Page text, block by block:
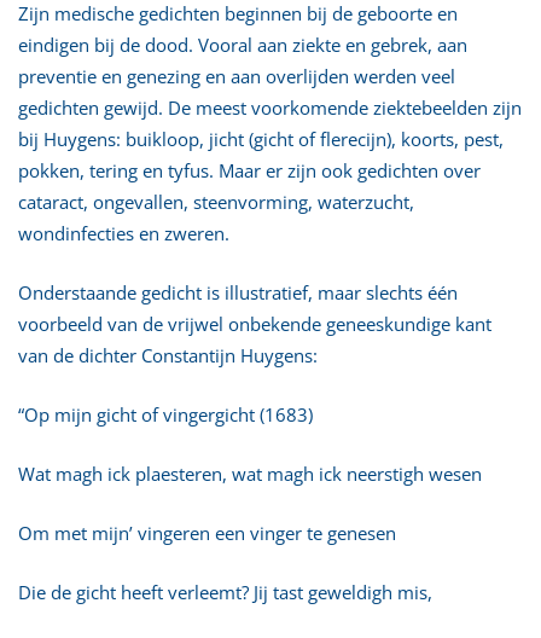
Zijn medische gedichten beginnen bij de geboorte en
eindigen bij de dood. Vooral aan ziekte en gebrek, aan
preventie en genezing en aan overlijden werden veel
gedichten gewijd. De meest voorkomende ziektebeelden zijn
bij Huygens: buikloop, jicht (gicht of flerecijn), koorts, pest,
pokken, tering en tyfus. Maar er zijn ook gedichten over
cataract, ongevallen, steenvorming, waterzucht,
wondinfecties en zweren.
Onderstaande gedicht is illustratief, maar slechts één
voorbeeld van de vrijwel onbekende geneeskundige kant
van de dichter Constantijn Huygens:
“Op mijn gicht of vingergicht (1683)
Wat magh ick plaesteren, wat magh ick neerstigh wesen
Om met mijn’ vingeren een vinger te genesen
Die de gicht heeft verleemt? Jij tast geweldigh mis,